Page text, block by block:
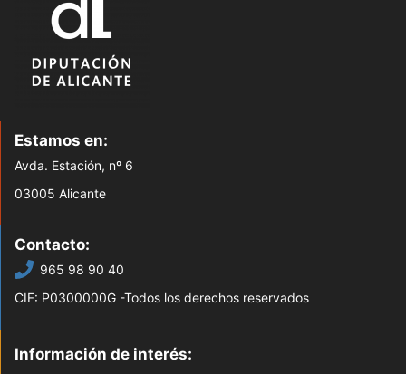
Estamos en:
Avda. Estación, nº 6
03005 Alicante
Contacto:
965 98 90 40
CIF: P0300000G -Todos los derechos reservados
Información de interés: